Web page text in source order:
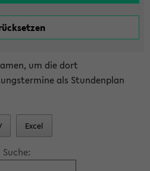
um die dort
als Stundenplan
Excel
Suche: